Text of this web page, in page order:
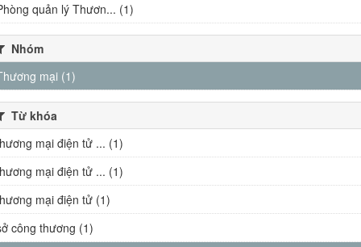
quản lý Thươn... (1)
Nhóm
mại (1)
Từ khóa
mại điện tử ... (1)
mại điện tử ... (1)
mại điện tử (1)
công thương (1)